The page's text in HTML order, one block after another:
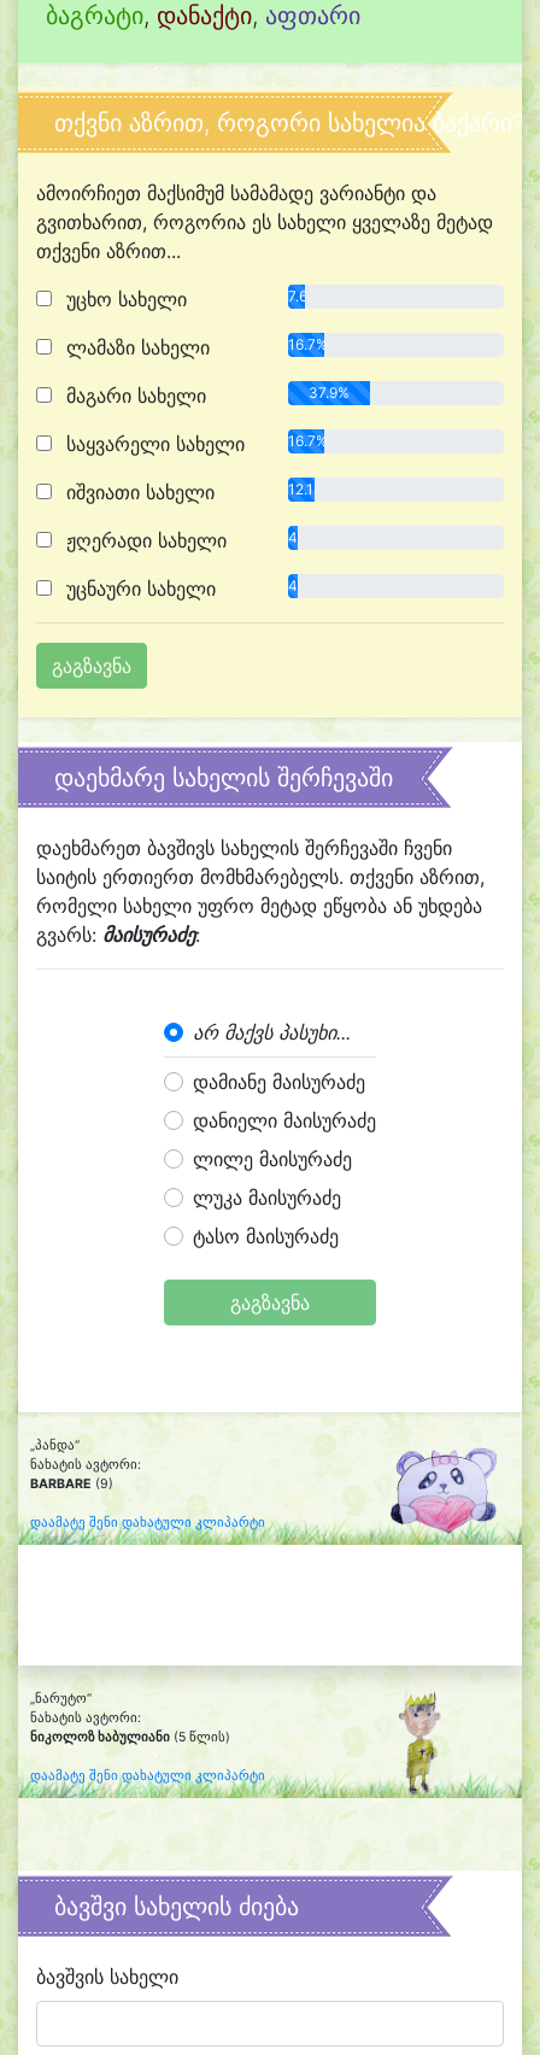
ბაგრატი, დანაქტი, აფთარი
თქვნი აზრით, როგორი სახელია ბაქარი?
ამოირჩიეთ მაქსიმუმ სამამადე ვარიანტი და
გვითხარით, როგორია ეს სახელი ყველაზე მეტად
თქვენი აზრით...
უცხო სახელი
7.6%
ლამაზი სახელი 16.7%
მაგარი სახელი 37.9%
საყვარელი სახელი 16.7%
იშვიათი სახელი 12.1%
ჟღერადი სახელი 4.5%
უცნაური სახელი 4.5%
დაეხმარე სახელის შერჩევაში
დაეხმარეთ ბავშივს სახელის შერჩევაში ჩვენი
საიტის ერთიერთ მომხმარებელს. თქვენი აზრით,
რომელი სახელი უფრო მეტად ეწყობა ან უხდება
გვარს: მაისურაძე:
არ მაქვს პასუხი...
დამიანე მაისურაძე
დანიელი მაისურაძე
ლილე მაისურაძე
ლუკა მაისურაძე
ტასო მაისურაძე
გაგზავნა
„პანდა“
ნახატის ავტორი:
BARBARE (9)
დაამატე შენი დახატული კლიპარტი
„ნარუტო“
ნახატის ავტორი:
ნიკოლოზ ხაბულიანი (5 წლის)
დაამატე შენი დახატული კლიპარტი
ბავშვი სახელის ძიება
ბავშვის სახელი